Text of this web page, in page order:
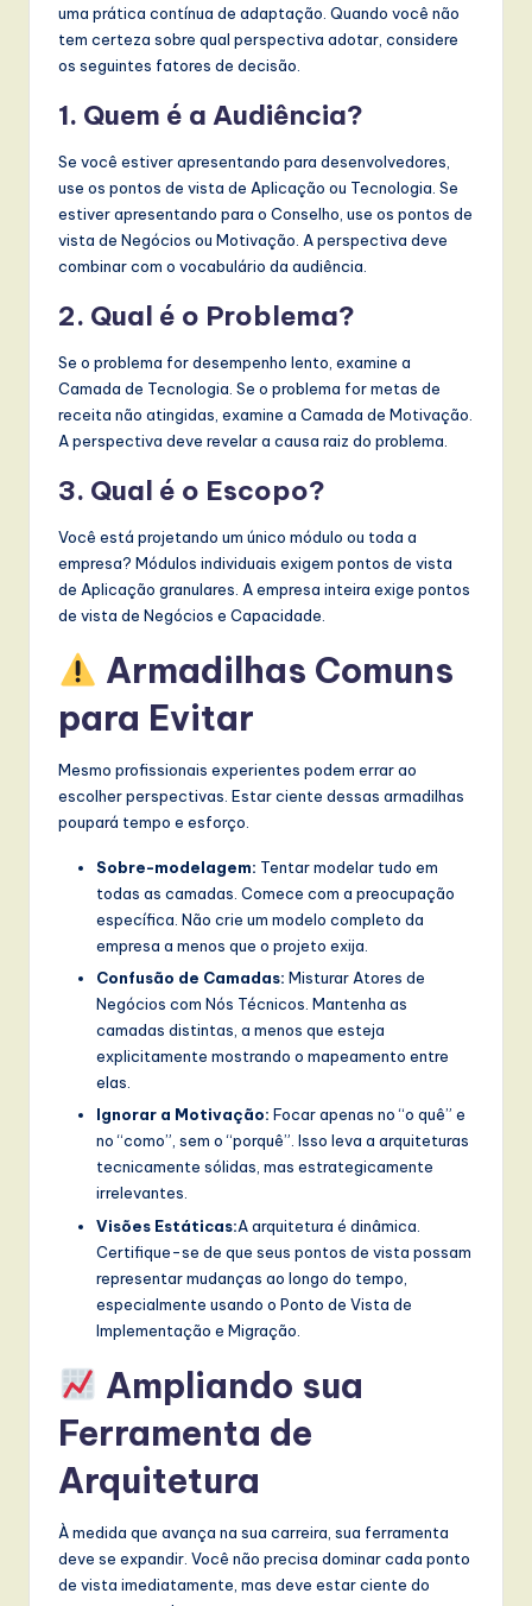
uma prática contínua de adaptação. Quando você não
tem certeza sobre qual perspectiva adotar, considere
os seguintes fatores de decisão.
1. Quem é a Audiência?
Se você estiver apresentando para desenvolvedores,
use os pontos de vista de Aplicação ou Tecnologia. Se
estiver apresentando para o Conselho, use os pontos de
vista de Negócios ou Motivação. A perspectiva deve
combinar com o vocabulário da audiência.
2. Qual é o Problema?
Se o problema for desempenho lento, examine a
Camada de Tecnologia. Se o problema for metas de
receita não atingidas, examine a Camada de Motivação.
A perspectiva deve revelar a causa raiz do problema.
3. Qual é o Escopo?
Você está projetando um único módulo ou toda a
empresa? Módulos individuais exigem pontos de vista
de Aplicação granulares. A empresa inteira exige pontos
de vista de Negócios e Capacidade.
Armadilhas Comuns
para Evitar
Mesmo profissionais experientes podem errar ao
escolher perspectivas. Estar ciente dessas armadilhas
poupará tempo e esforço.
Sobre-modelagem: Tentar modelar tudo em
todas as camadas. Comece com a preocupação
específica. Não crie um modelo completo da
empresa a menos que o projeto exija.
Confusão de Camadas: Misturar Atores de
Negócios com Nós Técnicos. Mantenha as
camadas distintas, a menos que esteja
explicitamente mostrando o mapeamento entre
elas.
Ignorar a Motivação: Focar apenas no “o quê” e
no “como”, sem o “porquê”. Isso leva a arquiteturas
tecnicamente sólidas, mas estrategicamente
irrelevantes.
Visões Estáticas:A arquitetura é dinâmica.
Certifique-se de que seus pontos de vista possam
representar mudanças ao longo do tempo,
especialmente usando o Ponto de Vista de
Implementação e Migração.
Ampliando sua
Ferramenta de
Arquitetura
À medida que avança na sua carreira, sua ferramenta
deve se expandir. Você não precisa dominar cada ponto
de vista imediatamente, mas deve estar ciente do